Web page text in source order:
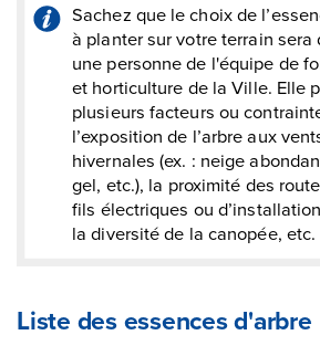
Sachez que le choix de
à planter sur votre terrain sera
une personne de l'équipe de
et horticulture de la Ville. Elle
plusieurs facteurs ou
l’exposition de l’arbre aux
hivernales (ex. : neige
gel, etc.), la proximité des
fils électriques ou
la diversité de la canopée, etc.
Liste des essences d'arbre